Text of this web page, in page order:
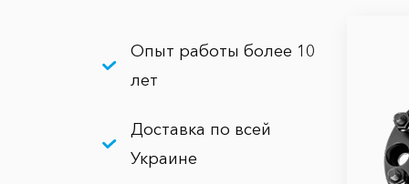
Опыт работы более 10
лет
Доставка по всей
Украине